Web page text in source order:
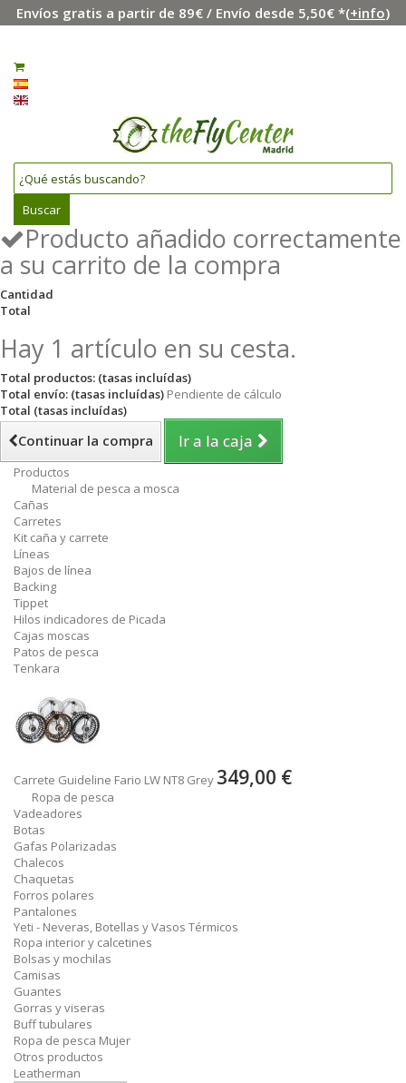
Envíos gratis a partir de 89€ / Envío desde 5,50€ *(+info)
Buscar
Producto añadido correctamente
a su carrito de la compra
Cantidad
Total
Hay 1 artículo en su cesta.
Total productos: (tasas incluídas)
Total envío: (tasas incluídas) Pendiente de cálculo
Total (tasas incluídas)
Continuar la compra Ir a la caja
Productos
Material de pesca a mosca
Cañas
Carretes
Kit caña y carrete
Líneas
Bajos de línea
Backing
Tippet
Hilos indicadores de Picada
Cajas moscas
Patos de pesca
Tenkara
Carrete Guideline Fario LW NT8 Grey 349,00 €
Ropa de pesca
Vadeadores
Botas
Gafas Polarizadas
Chalecos
Chaquetas
Forros polares
Pantalones
Yeti - Neveras, Botellas y Vasos Térmicos
Ropa interior y calcetines
Bolsas y mochilas
Camisas
Guantes
Gorras y viseras
Buff tubulares
Ropa de pesca Mujer
Otros productos
Leatherman